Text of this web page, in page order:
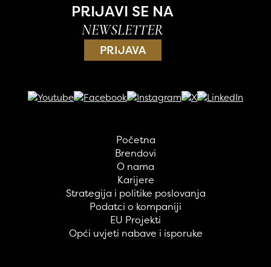
PRIJAVI SE NA
NEWSLETTER
PRIJAVA
Početna
Brendovi
O nama
Karijere
Strategija i politike poslovanja
Podatci o kompaniji
EU Projekti
Opći uvjeti nabave i isporuke